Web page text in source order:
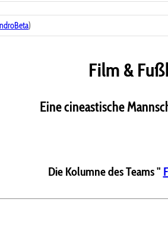
)
Film &
Eine cineastische
Die Kolumne des Teams "